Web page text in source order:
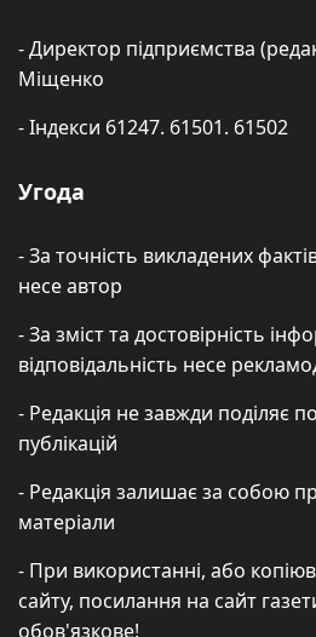
- Директор підприємства
Міщенко
- Індекси 61247. 61501. 61502
Угода
- За точність викладених
несе автор
- За зміст та достовірність
відповідальність несе
- Редакція не завжди поділяє
публікацій
- Редакція залишає за собою
матеріали
- При використанні, або
сайту, посилання на сайт
обов'язкове!